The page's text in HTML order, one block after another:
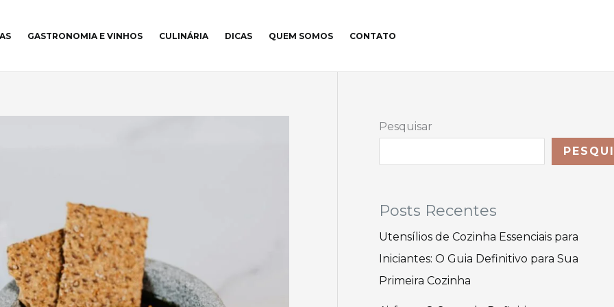
GASTRONOMIA E VINHOS CULINÁRIA DICAS QUEM SOMOS CONTATO
Pesquisar
Posts Recentes
Utensílios de Cozinha Essenciais para
Iniciantes: O Guia Definitivo para Sua
Primeira Cozinha